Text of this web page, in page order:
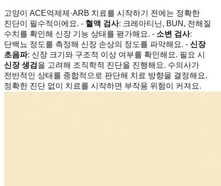
고양이 ACE억제제·ARB 치료를 시작하기 전에는 정확한
진단이 필수적이에요. - 혈액 검사: 크레아티닌, BUN, 전해질
수치를 확인해 신장 기능 상태를 평가해요. - 소변 검사:
단백뇨 정도를 측정해 신장 손상의 정도를 파악해요. - 신장
초음파: 신장 크기와 구조적 이상 여부를 확인해요. 필요 시
신장 생검 을 고려해 조직학적 진단을 진행해요. 수의사가
전반적인 상태를 종합적으로 판단해 치료 방향을 결정해요.
정확한 진단 없이 치료를 시작하면 부작용 위험이 커져요.